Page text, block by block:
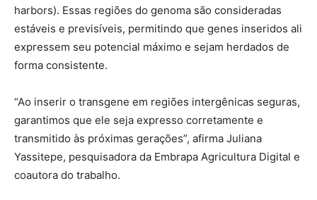
harbors). Essas regiões do genoma são consideradas
estáveis e previsíveis, permitindo que genes inseridos ali
expressem seu potencial máximo e sejam herdados de
forma consistente.
“Ao inserir o transgene em regiões intergênicas seguras,
garantimos que ele seja expresso corretamente e
transmitido às próximas gerações”, afirma Juliana
Yassitepe, pesquisadora da Embrapa Agricultura Digital e
coautora do trabalho.